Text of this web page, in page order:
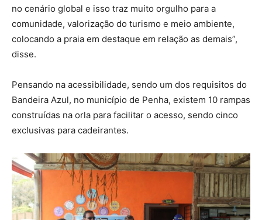
no cenário global e isso traz muito orgulho para a
comunidade, valorização do turismo e meio ambiente,
colocando a praia em destaque em relação as demais”,
disse.
Pensando na acessibilidade, sendo um dos requisitos do
Bandeira Azul, no município de Penha, existem 10 rampas
construídas na orla para facilitar o acesso, sendo cinco
exclusivas para cadeirantes.